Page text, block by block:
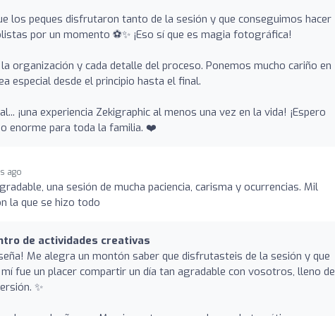
los peques disfrutaron tanto de la sesión y que conseguimos hacer
por un momento ⚽✨ ¡Eso sí que es magia fotográfica!
organización y cada detalle del proceso. Ponemos mucho cariño en
especial desde el principio hasta el final.
¡una experiencia Zekigraphic al menos una vez en la vida! ¡Espero
enorme para toda la familia. ❤️
ago
una sesión de mucha paciencia, carisma y ocurrencias. Mil
la que se hizo todo
de actividades creativas
Me alegra un montón saber que disfrutasteis de la sesión y que
fue un placer compartir un día tan agradable con vosotros, lleno de
✨